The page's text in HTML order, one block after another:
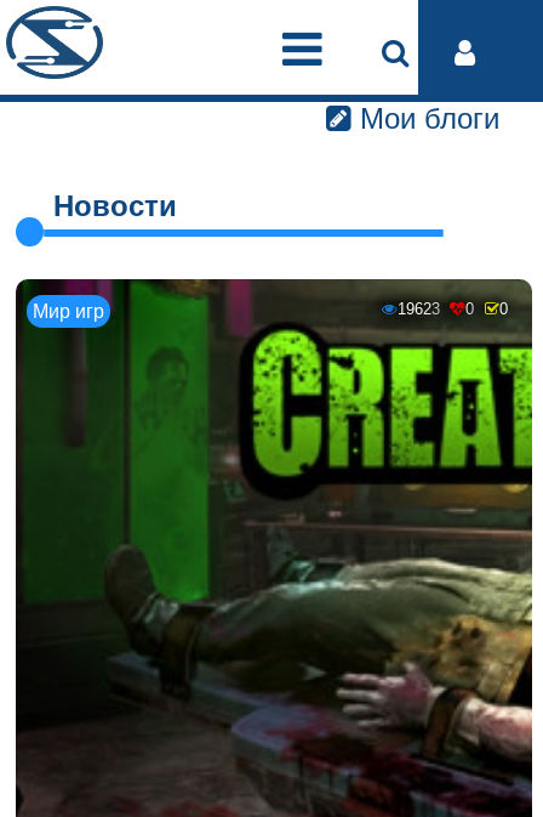
Мои блоги
Новости
Мир игр 19623 0 0